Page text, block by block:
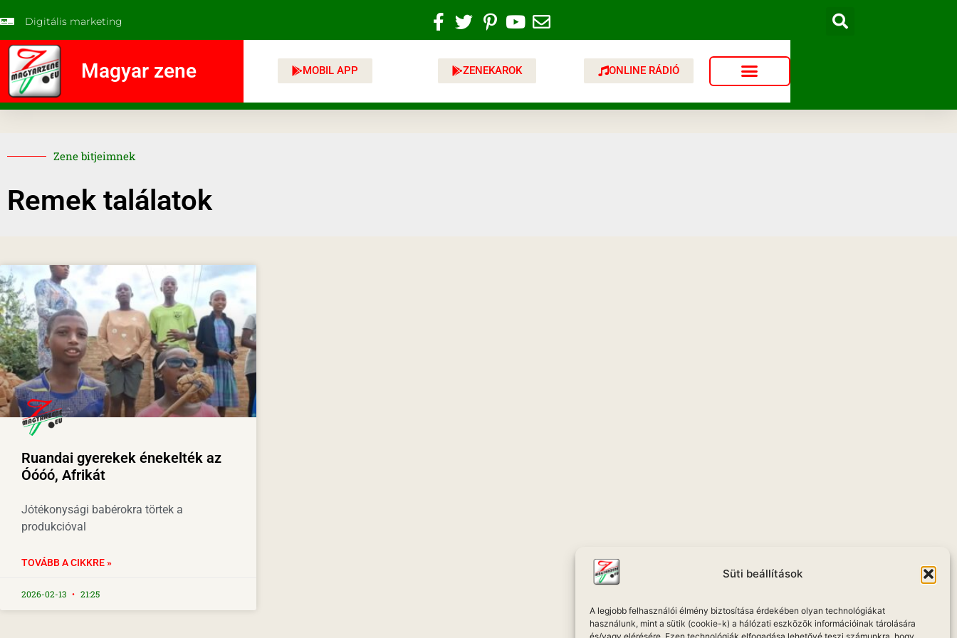
Süti beállítások
A legjobb felhasználói élmény biztosítása érdekében olyan technológiákat
használunk, mint a sütik (cookie-k) a hálózati eszközök információinak tárolására
Digitális marketing
Magyar zene MOBIL APP ZENEKAROK ONLINE RÁDIÓ
Zene bitjeimnek
Remek találatok
Ruandai gyerekek énekelték az
Óóóó, Afrikát
Jótékonysági babérokra törtek a
produkcióval
TOVÁBB A CIKKRE »
2026-02-13 21:25